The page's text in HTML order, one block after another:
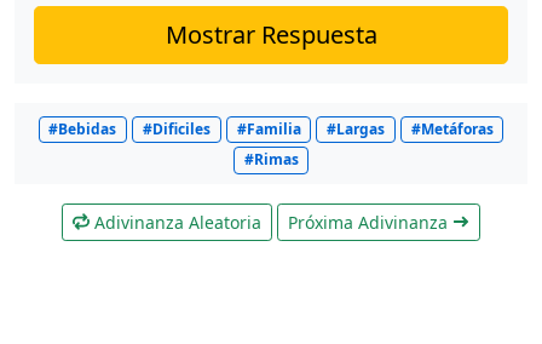
Mostrar Respuesta
#Bebidas #Dificiles #Familia #Largas
#Metáforas
#Rimas
Adivinanza Aleatoria Próxima Adivinanza